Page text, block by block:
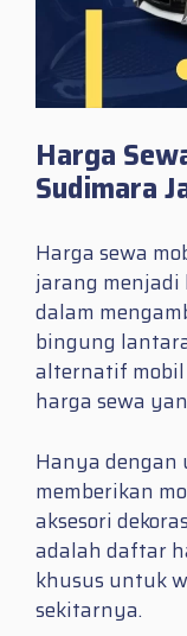
Harga
Sudimara
Harga sewa
jarang
dalam
bingung
alternatif mobil
harga sewa
Hanya dengan
memberikan
aksesori
adalah daftar
khusus untuk
sekitarnya.